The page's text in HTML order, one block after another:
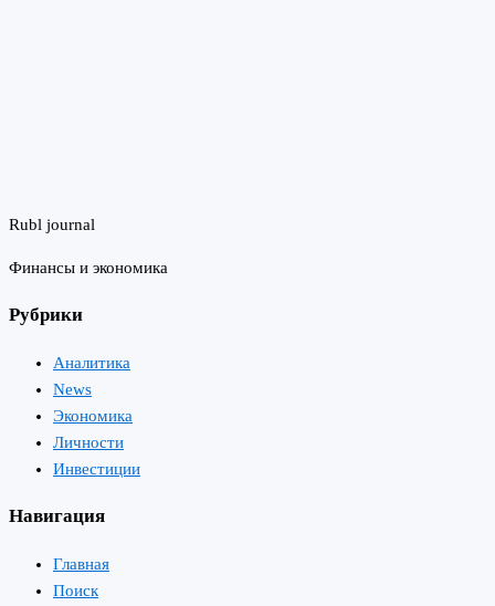
Rubl journal
Финансы и экономика
Рубрики
Аналитика
News
Экономика
Личности
Инвестиции
Навигация
Главная
Поиск